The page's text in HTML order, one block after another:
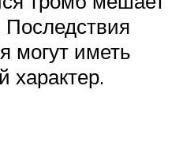
могут иметь
характер.